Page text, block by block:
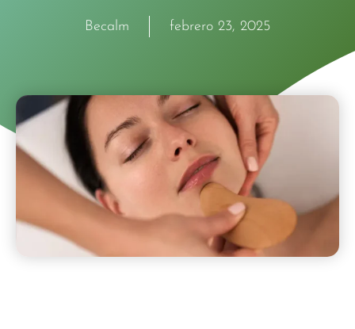
Becalm febrero 23, 2025